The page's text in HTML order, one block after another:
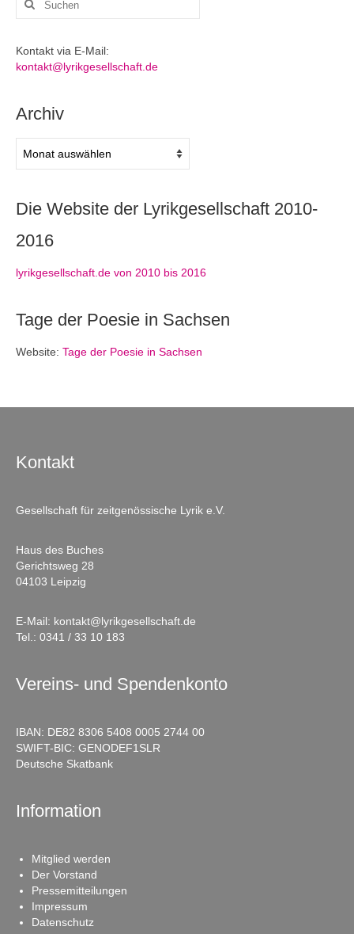
nach:
Kontakt via E-Mail:
kontakt@lyrikgesellschaft.de
Archiv
Die Website der Lyrikgesellschaft 2010-
2016
lyrikgesellschaft.de von 2010 bis 2016
Tage der Poesie in Sachsen
Website: Tage der Poesie in Sachsen
Kontakt
Gesellschaft für zeitgenössische Lyrik e.V.
Haus des Buches
Gerichtsweg 28
04103 Leipzig
E-Mail: kontakt@lyrikgesellschaft.de
Tel.: 0341 / 33 10 183
Vereins- und Spendenkonto
IBAN: DE82 8306 5408 0005 2744 00
SWIFT-BIC: GENODEF1SLR
Deutsche Skatbank
Information
Mitglied werden
Der Vorstand
Pressemitteilungen
Impressum
Datenschutz